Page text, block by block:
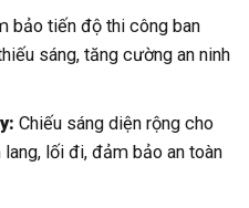
bảo tiến độ thi công ban
sáng, tăng cường an ninh
Chiếu sáng diện rộng cho
lối đi, đảm bảo an toàn